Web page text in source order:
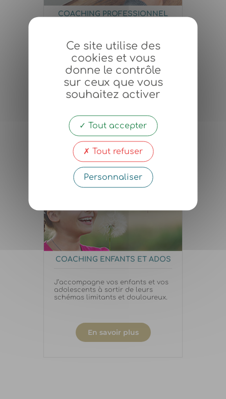
COACHING PROFESSIONNEL
que j’anime sous forme d’ateliers
et de séminaires constituent, pour
vous et vos collaborateurs, de
véritables opportunités
d’évolution personnelle et
professionnelle.
En savoir plus
COACHING ENFANTS ET ADOS
J’accompagne vos enfants et vos
adolescents à sortir de leurs
schémas limitants et douloureux.
En savoir plus
Ce site utilise des
cookies et vous
donne le contrôle
sur ceux que vous
souhaitez activer
Tout accepter
Tout refuser
Personnaliser